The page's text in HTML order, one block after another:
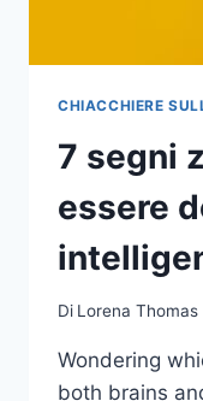
CHIACCHIERE
7 segni
essere
Di Lorena Thomas
Wondering
both brains